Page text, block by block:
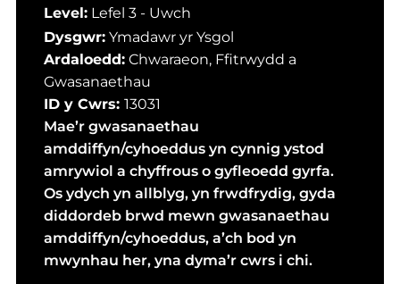
Level: Lefel 3 - Uwch
Dysgwr: Ymadawr yr Ysgol
Ardaloedd: Chwaraeon, Ffitrwydd a
Gwasanaethau
ID y Cwrs: 13031
Mae’r gwasanaethau
amddiffyn/cyhoeddus yn cynnig ystod
amrywiol a chyffrous o gyfleoedd gyrfa.
Os ydych yn allblyg, yn frwdfrydig, gyda
diddordeb brwd mewn gwasanaethau
amddiffyn/cyhoeddus, a’ch bod yn
mwynhau her, yna dyma’r cwrs i chi.